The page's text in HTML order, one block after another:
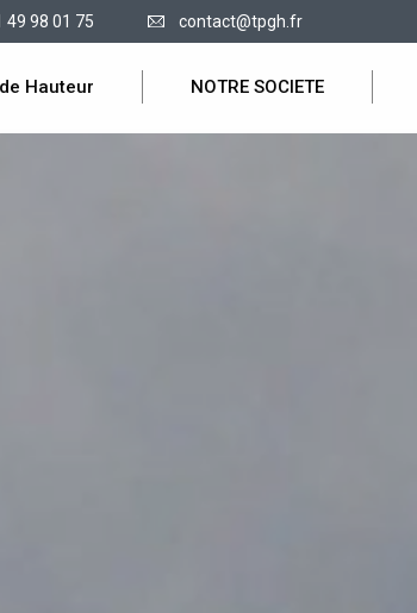
49 98 01 75 contact@tpgh.fr
Hauteur NOTRE SOCIETE